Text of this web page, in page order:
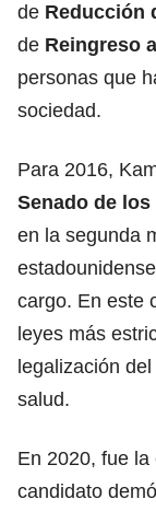
de Reducción
de Reingreso
personas que
sociedad.
Para 2016,
Senado de
en la segunda
cargo. En este
leyes más
legalización
salud.
En 2020, fue
candidato